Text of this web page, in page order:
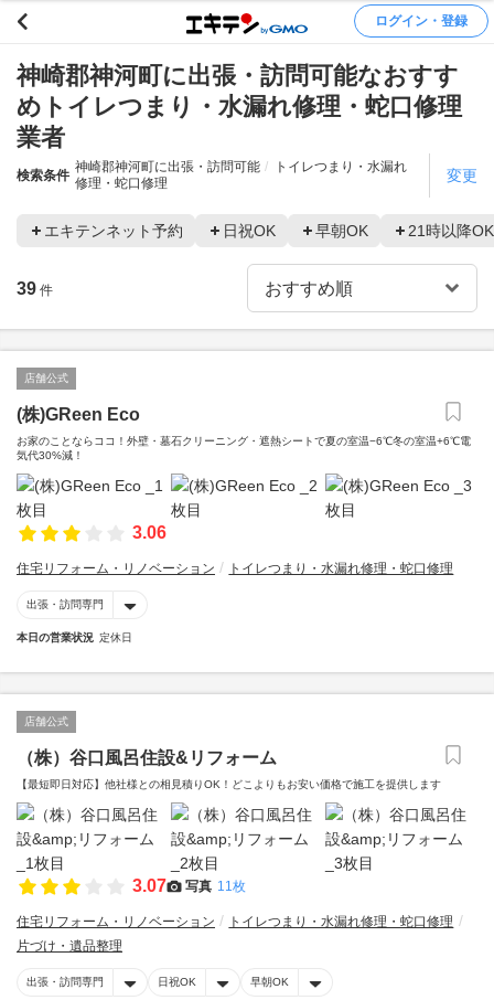
ログイン・登録
神崎郡神河町に出張・訪問可能なおすす
めトイレつまり・水漏れ修理・蛇口修理
業者
検索条件
神崎郡神河町に出張・訪問可能
トイレつまり・水漏れ
修理・蛇口修理
変更
エキテンネット予約 日祝OK 早朝OK 21時以降OK
39 件
店舗公式
(株)GReen Eco
お家のことならココ！外壁・墓石クリーニング・遮熱シートで夏の室温−6℃冬の室温+6℃電
気代30%減！
3.06
住宅リフォーム・リノベーション トイレつまり・水漏れ修理・蛇口修理
出張・訪問専門
本日の営業状況 定休日
店舗公式
（株）谷口風呂住設&リフォーム
【最短即日対応】他社様との相見積りOK！どこよりもお安い価格で施工を提供します
3.07 写真 11枚
住宅リフォーム・リノベーション
トイレつまり・水漏れ修理・蛇口修理
片づけ・遺品整理
出張・訪問専門 日祝OK 早朝OK